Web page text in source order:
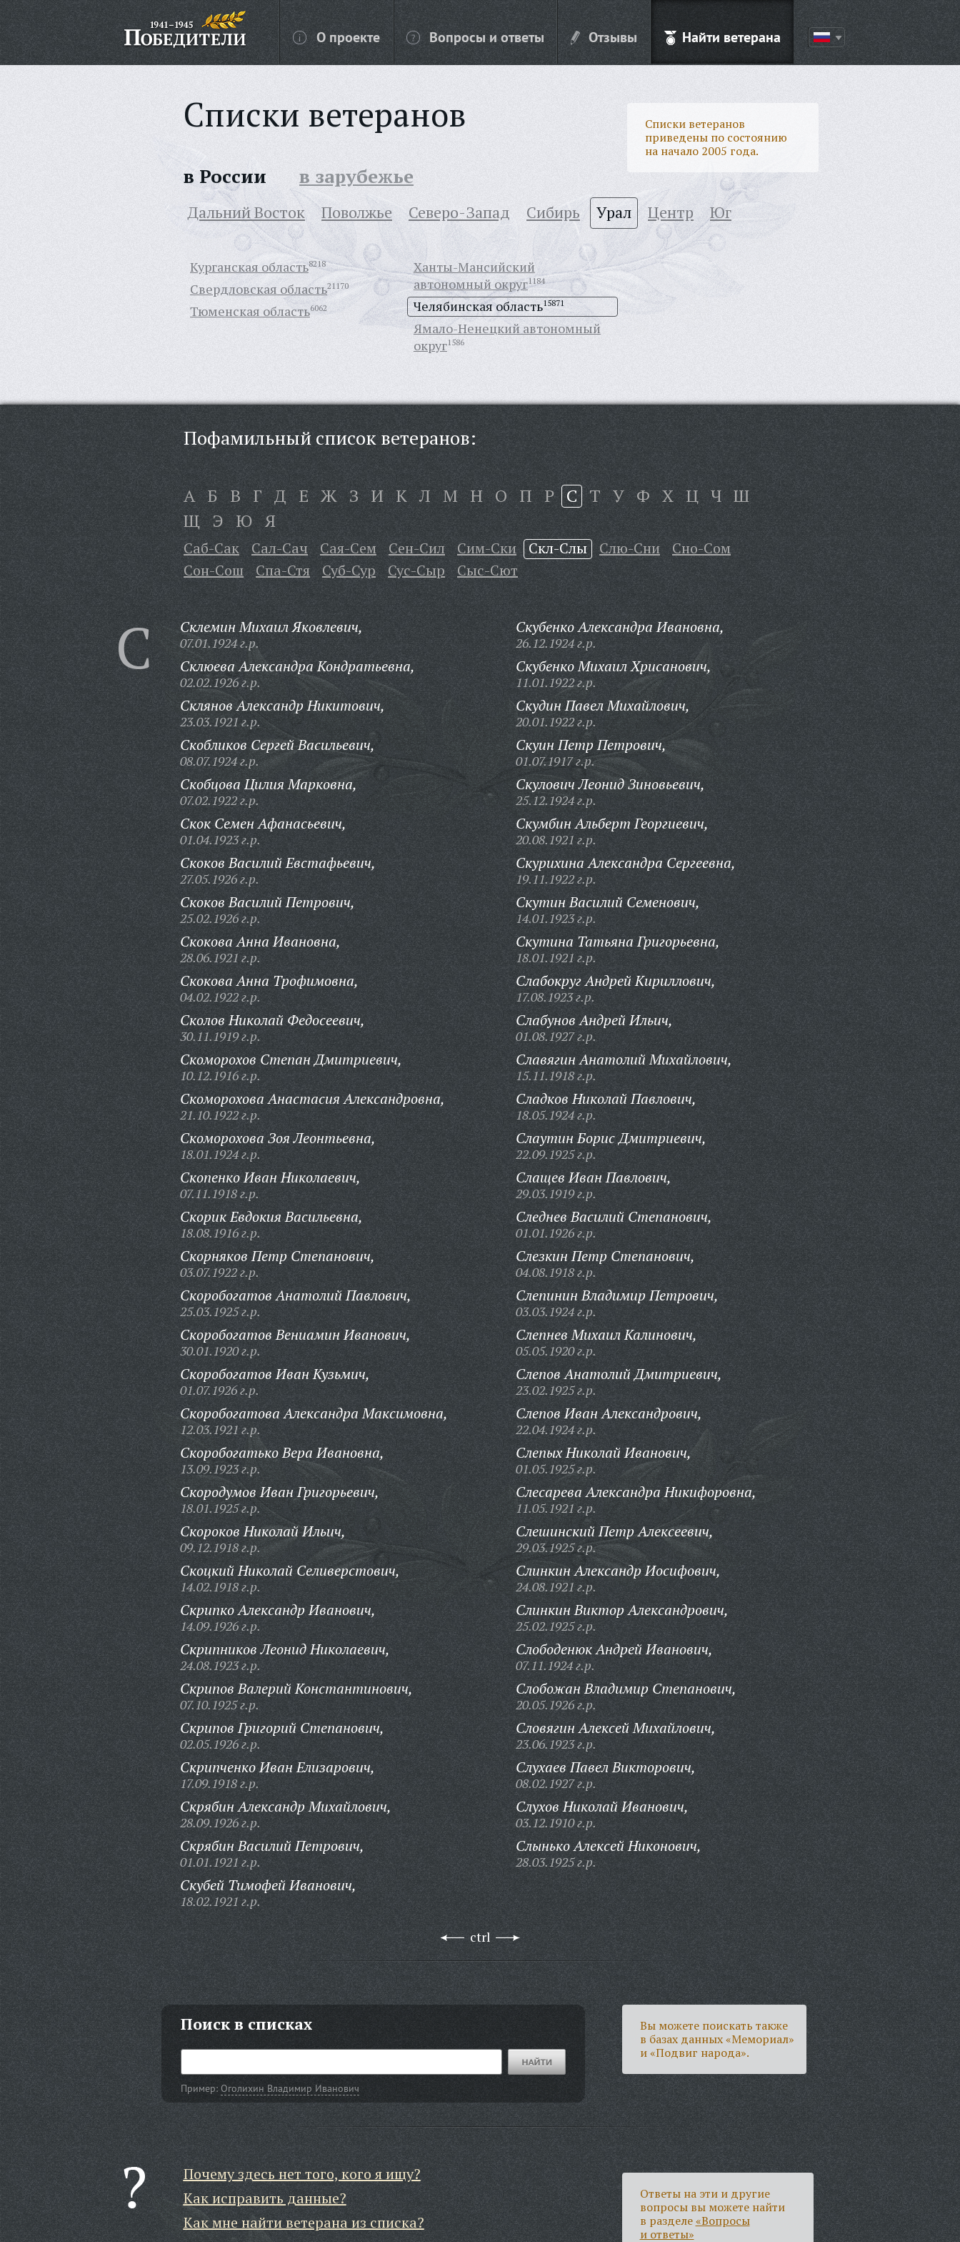
О проекте Вопросы и ответы Отзывы Найти ветерана
Списки ветеранов
Списки ветеранов
приведены по состоянию
на начало 2005 года.
в России в зарубежье
Дальний Восток Поволжье Северо-Запад Сибирь Урал Центр Юг
Курганская область8218
Свердловская область21170
Тюменская область6062
Ханты-Мансийский
автономный округ1184
Челябинская область15871
Ямало-Ненецкий автономный
округ1586
Пофамильный список ветеранов:
А Б В Г Д Е Ж З И К Л М Н О П Р С Т У Ф Х Ц Ч Ш
Щ Э Ю Я
Саб-Сак Сал-Сач Сая-Сем Сен-Сил Сим-Ски Скл-Слы Слю-Сни
Сно-Сом
Сон-Сош
Спа-Стя Суб-Сур Сус-Сыр Сыс-Сют
С Склемин Михаил Яковлевич,
07.01.1924 г.р.
Склюева Александра Кондратьевна,
02.02.1926 г.р.
Склянов Александр Никитович,
23.03.1921 г.р.
Скобликов Сергей Васильевич,
08.07.1924 г.р.
Скобцова Цилия Марковна,
07.02.1922 г.р.
Скок Семен Афанасьевич,
01.04.1923 г.р.
Скоков Василий Евстафьевич,
27.05.1926 г.р.
Скоков Василий Петрович,
25.02.1926 г.р.
Скокова Анна Ивановна,
28.06.1921 г.р.
Скокова Анна Трофимовна,
04.02.1922 г.р.
Сколов Николай Федосеевич,
30.11.1919 г.р.
Скоморохов Степан Дмитриевич,
10.12.1916 г.р.
Скоморохова Анастасия Александровна,
21.10.1922 г.р.
Скоморохова Зоя Леонтьевна,
18.01.1924 г.р.
Скопенко Иван Николаевич,
07.11.1918 г.р.
Скорик Евдокия Васильевна,
18.08.1916 г.р.
Скорняков Петр Степанович,
03.07.1922 г.р.
Скоробогатов Анатолий Павлович,
25.03.1925 г.р.
Скоробогатов Вениамин Иванович,
30.01.1920 г.р.
Скоробогатов Иван Кузьмич,
01.07.1926 г.р.
Скоробогатова Александра Максимовна,
12.03.1921 г.р.
Скоробогатько Вера Ивановна,
13.09.1923 г.р.
Скородумов Иван Григорьевич,
18.01.1925 г.р.
Скороков Николай Ильич,
09.12.1918 г.р.
Скоцкий Николай Селиверстович,
14.02.1918 г.р.
Скрипко Александр Иванович,
14.09.1926 г.р.
Скрипников Леонид Николаевич,
24.08.1923 г.р.
Скрипов Валерий Константинович,
07.10.1925 г.р.
Скрипов Григорий Степанович,
02.05.1926 г.р.
Скрипченко Иван Елизарович,
17.09.1918 г.р.
Скрябин Александр Михайлович,
28.09.1926 г.р.
Скрябин Василий Петрович,
01.01.1921 г.р.
Скубей Тимофей Иванович,
18.02.1921 г.р.
Скубенко Александра Ивановна,
26.12.1924 г.р.
Скубенко Михаил Хрисанович,
11.01.1922 г.р.
Скудин Павел Михайлович,
20.01.1922 г.р.
Скуин Петр Петрович,
01.07.1917 г.р.
Скулович Леонид Зиновьевич,
25.12.1924 г.р.
Скумбин Альберт Георгиевич,
20.08.1921 г.р.
Скурихина Александра Сергеевна,
19.11.1922 г.р.
Скутин Василий Семенович,
14.01.1923 г.р.
Скутина Татьяна Григорьевна,
18.01.1921 г.р.
Слабокруг Андрей Кириллович,
17.08.1923 г.р.
Слабунов Андрей Ильич,
01.08.1927 г.р.
Славягин Анатолий Михайлович,
15.11.1918 г.р.
Сладков Николай Павлович,
18.05.1924 г.р.
Слаутин Борис Дмитриевич,
22.09.1925 г.р.
Слащев Иван Павлович,
29.03.1919 г.р.
Следнев Василий Степанович,
01.01.1926 г.р.
Слезкин Петр Степанович,
04.08.1918 г.р.
Слепинин Владимир Петрович,
03.03.1924 г.р.
Слепнев Михаил Калинович,
05.05.1920 г.р.
Слепов Анатолий Дмитриевич,
23.02.1925 г.р.
Слепов Иван Александрович,
22.04.1924 г.р.
Слепых Николай Иванович,
01.05.1925 г.р.
Слесарева Александра Никифоровна,
11.05.1921 г.р.
Слешинский Петр Алексеевич,
29.03.1925 г.р.
Слинкин Александр Иосифович,
24.08.1921 г.р.
Слинкин Виктор Александрович,
25.02.1925 г.р.
Слободенюк Андрей Иванович,
07.11.1924 г.р.
Слобожан Владимир Степанович,
20.05.1926 г.р.
Словягин Алексей Михайлович,
23.06.1923 г.р.
Слухаев Павел Викторович,
08.02.1927 г.р.
Слухов Николай Иванович,
03.12.1910 г.р.
Слынько Алексей Никонович,
28.03.1925 г.р.
ctrl
Поиск в списках
Пример: Оголихин Владимир Иванович
Вы можете поискать также
в базах данных «Мемориал»
и «Подвиг народа».
Почему здесь нет того, кого я ищу?
Как исправить данные?
Как мне найти ветерана из списка?
Ответы на эти и другие
вопросы вы можете найти
в разделе«Вопросы
и ответы»